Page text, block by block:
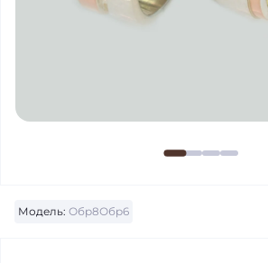
Модель: Обр8Обр6